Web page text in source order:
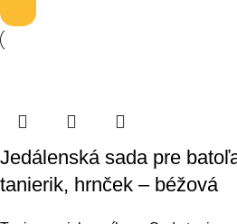
Jedálenská sada pre
tanierik, hrnček – béžová